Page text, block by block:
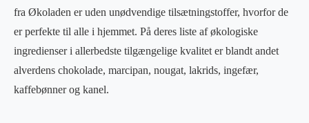
fra Økoladen er uden unødvendige tilsætningstoffer, hvorfor de
er perfekte til alle i hjemmet. På deres liste af økologiske
ingredienser i allerbedste tilgængelige kvalitet er blandt andet
alverdens chokolade, marcipan, nougat, lakrids, ingefær,
kaffebønner og kanel.